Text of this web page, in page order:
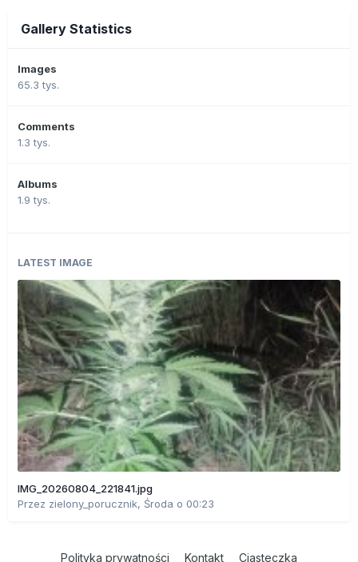
Gallery Statistics
Images
65.3 tys.
Comments
1.3 tys.
Albums
1.9 tys.
LATEST IMAGE
IMG_20260804_221841.jpg
Przez zielony_porucznik, Środa o 00:23
Polityka prywatności Kontakt Ciasteczka